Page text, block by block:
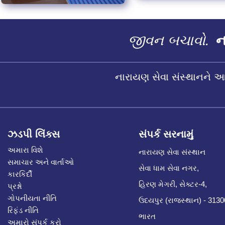
જીવન બચાવો.
નારાયણ સેવા સંસ્થાનને
ઝડપી લિંક્સ
અમારા વિશે
સમાચાર અને વાર્તાઓ
કારકિર્દી
પ્રશ્નો
ગોપનીયતા નીતિ
રિફંડ નીતિ
અમારો સંપર્ક કરો
સંપર્ક સરનામું
નારાયણ સેવા સંસ્થાન
સેવા ધામ સેવા નગર,
હિરણ મેગરી, સેક્ટર-4,
ઉદયપુર (રાજસ્થાન) -
ભારત